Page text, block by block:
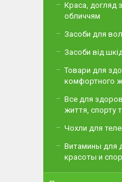
Краса, догляд
обличчям
Засоби для
Засоби від
Товари для
комфортного
Все для
життя, спорту
Чохли для
Витамины для
красоты и